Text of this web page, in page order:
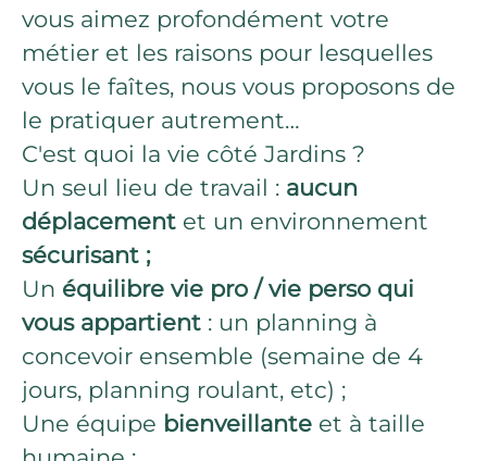
vous aimez profondément votre
métier et les raisons pour lesquelles
vous le faîtes, nous vous proposons de
le pratiquer autrement…
C'est quoi la vie côté Jardins ?
Un seul lieu de travail : aucun
déplacement et un environnement
sécurisant ;
Un équilibre vie pro / vie perso qui
vous appartient : un planning à
concevoir ensemble (semaine de 4
jours, planning roulant, etc) ;
Une équipe bienveillante et à taille